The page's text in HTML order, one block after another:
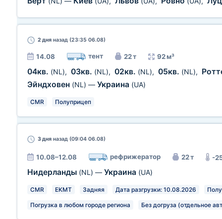
2 дня назад (23:35 06.08)
14.08 тент 22 т 92 м³
04кв. (NL), 03кв. (NL), 02кв. (NL), 05кв. (NL),
Эйндховен (NL) — Украина (UA)
CMR Полуприцеп
3 дня назад (09:04 06.08)
10.08–12.08 рефрижератор 22 т -
Нидерланды (NL) — Украина (UA)
CMR EKMT Задняя Дата разгрузки: 10.08.2026
Погрузка в любом городе региона Без догруза (отдельное